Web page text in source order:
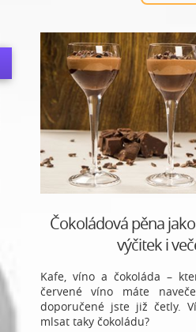
Čokoládová pěna
výčitek i
Kafe, víno a čokoláda –
červené víno máte
doporučené jste již četly.
mlsat taky čokoládu?